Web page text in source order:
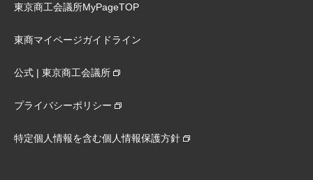
東京商工会議所MyPageTOP
東商マイページガイドライン
公式 | 東京商工会議所
プライバシーポリシー
特定個人情報を含む個人情報保護方針